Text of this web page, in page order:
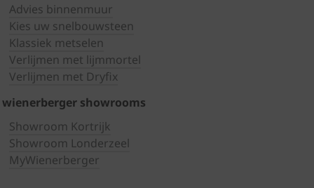
Advies binnenmuur
Kies uw snelbouwsteen
Klassiek metselen
Verlijmen met lijmmortel
Verlijmen met Dryfix
wienerberger showrooms
Showroom Kortrijk
Showroom Londerzeel
MyWienerberger